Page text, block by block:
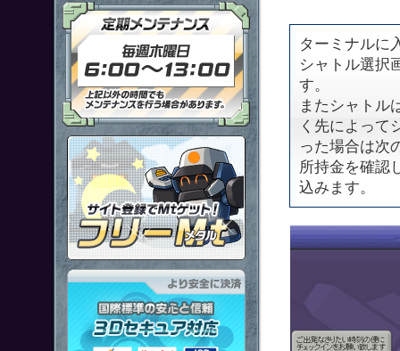
ターミナルに
シャトル選択
す。
またシャトル
く先によって
った場合は次
所持金を確認
込みます。
ポイント感覚で有料通貨をゲッ